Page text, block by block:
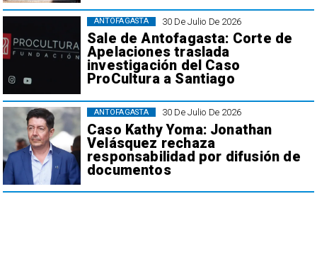
30 De Julio De 2026
Sale de Antofagasta: Corte de
Apelaciones traslada
investigación del Caso
ProCultura a Santiago
ANTOFAGASTA
30 De Julio De 2026
Caso Kathy Yoma: Jonathan
Velásquez rechaza
responsabilidad por difusión de
documentos
ANTOFAGASTA